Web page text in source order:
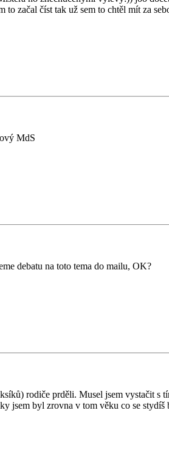
to začal číst tak už sem to chtěl mít za
MdS
debatu na toto tema do mailu, OK?
rodiče prděli. Musel jsem vystačit
jsem byl zrovna v tom věku co se